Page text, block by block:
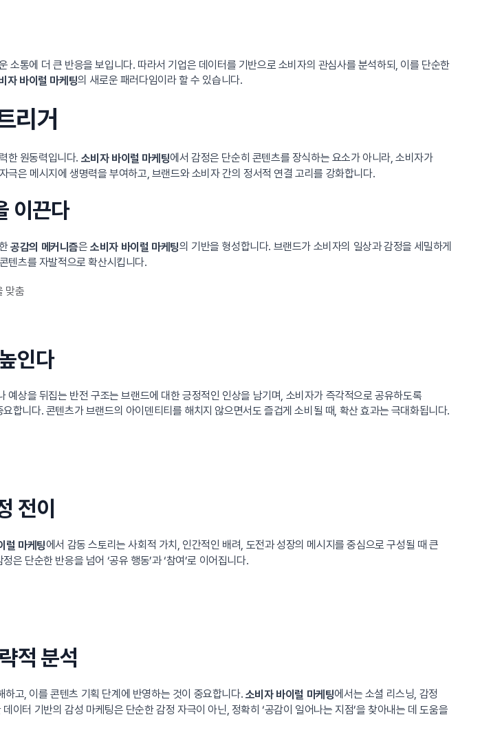
통에 더 큰 반응을 보입니다. 따라서 기업은 데이터를 기반으로 소비자의 관심사를 분석하되, 이를 단순한
자 바이럴 마케팅의 새로운 패러다임이라 할 수 있습니다.
리거
한 원동력입니다. 소비자 바이럴 마케팅에서 감정은 단순히 콘텐츠를 장식하는 요소가 아니라, 소비자가
극은 메시지에 생명력을 부여하고, 브랜드와 소비자 간의 정서적 연결 고리를 강화합니다.
이끈다
공감의 메커니즘은소비자 바이럴 마케팅의 기반을 형성합니다. 브랜드가 소비자의 일상과 감정을 세밀하게
텐츠를 자발적으로 확산시킵니다.
맞춤
인다
예상을 뒤집는 반전 구조는 브랜드에 대한 긍정적인 인상을 남기며, 소비자가 즉각적으로 공유하도록
합니다. 콘텐츠가 브랜드의 아이덴티티를 해치지 않으면서도 즐겁게 소비될 때, 확산 효과는 극대화됩니다.
전이
럴 마케팅에서 감동 스토리는 사회적 가치, 인간적인 배려, 도전과 성장의 메시지를 중심으로 구성될 때 큰
단순한 반응을 넘어 ‘공유 행동’과 ‘참여’로 이어집니다.
적 분석
고, 이를 콘텐츠 기획 단계에 반영하는 것이 중요합니다. 소비자 바이럴 마케팅에서는 소셜 리스닝, 감정
터 기반의 감성 마케팅은 단순한 감정 자극이 아닌, 정확히 ‘공감이 일어나는 지점’을 찾아내는 데 도움을